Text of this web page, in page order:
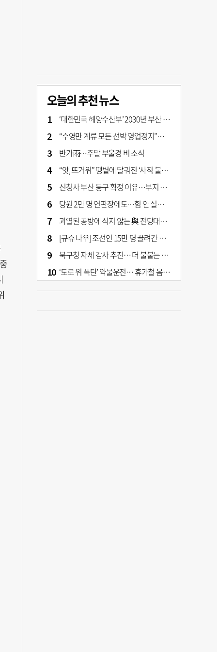
오늘의 추천 뉴스
‘대한민국 해양수산부’ 2030년 부산 북항시대 연다
“수영만 계류 모든 선박 영업정지”… 재개발 속도전
반가雨…주말 부울경 비 소식
“앗, 뜨거워” 땡볕에 달궈진 ‘사직 불가마’ 관중석 무려 70도
신청사 부산 동구 확정 이유…부지 용이성·접근성·집적 가능성이 운명 갈랐다 [해수부 북항 시대]
당원 2만 명 연판장에도…힘 안 실리는 ‘장동혁 사퇴’ 공세
과열된 공방에 식지 않는 與 전당대회… 호남·수도권 집중하는 후보들
[규슈 나우] 조선인 15만 명 끌려간 치쿠호 탄광… 대를 이은 진실 캐기
북구청 자체 감사 추진… 더 불붙는 북구 신청사 갈등
‘도로 위 폭탄’ 약물운전… 휴가철 음주와 병행 단속 [교통안전, 시민이 만든다]